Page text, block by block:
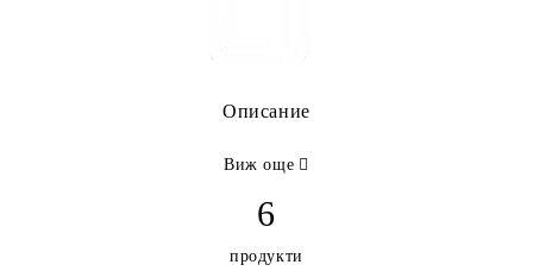
Описание
Виж още
6
продукти